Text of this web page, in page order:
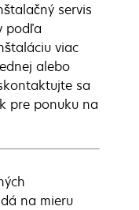
servis
podľa
viac
alebo
sa
pre ponuku na
na mieru